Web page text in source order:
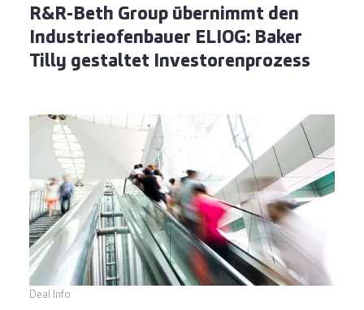
R&R-Beth Group übernimmt den
Industrieofenbauer ELIOG: Baker
Tilly gestaltet Investorenprozess
Deal Info